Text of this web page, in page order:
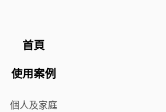
首頁
使用案例
個人及家庭